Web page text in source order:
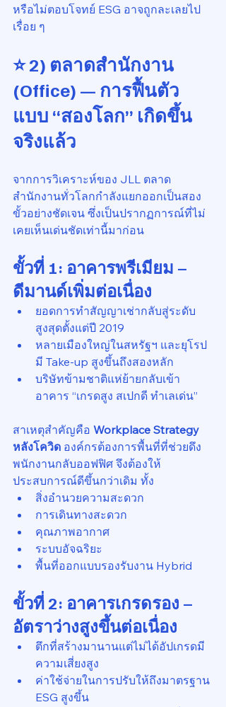
หรือไม่ตอบโจทย์ ESG อาจถูกละเลยไป
เรื่อย ๆ
⭐ 2) ตลาดสำนักงาน
(Office) — การฟื้นตัว
แบบ “สองโลก” เกิดขึ้น
จริงแล้ว
จากการวิเคราะห์ของ JLL ตลาด
สำนักงานทั่วโลกกำลังแยกออกเป็นสอง
ขั้วอย่างชัดเจน ซึ่งเป็นปรากฏการณ์ที่ไม่
เคยเห็นเด่นชัดเท่านี้มาก่อน
ขั้วที่ 1: อาคารพรีเมียม –
ดีมานด์เพิ่มต่อเนื่อง
ยอดการทำสัญญาเช่ากลับสู่ระดับ
สูงสุดตั้งแต่ปี 2019
หลายเมืองใหญ่ในสหรัฐฯ และยุโรป
มี Take-up สูงขึ้นถึงสองหลัก
บริษัทข้ามชาติแห่ย้ายกลับเข้า
อาคาร “เกรดสูง สเปกดี ทำเลเด่น”
สาเหตุสำคัญคือ Workplace Strategy
หลังโควิด องค์กรต้องการพื้นที่ที่ช่วยดึง
พนักงานกลับออฟฟิศ จึงต้องให้
ประสบการณ์ดีขึ้นกว่าเดิม ทั้ง
สิ่งอำนวยความสะดวก
การเดินทางสะดวก
คุณภาพอากาศ
ระบบอัจฉริยะ
พื้นที่ออกแบบรองรับงาน Hybrid
ขั้วที่ 2: อาคารเกรดรอง –
อัตราว่างสูงขึ้นต่อเนื่อง
ตึกที่สร้างมานานแต่ไม่ได้อัปเกรดมี
ความเสี่ยงสูง
ค่าใช้จ่ายในการปรับให้ถึงมาตรฐาน
ESG สูงขึ้น